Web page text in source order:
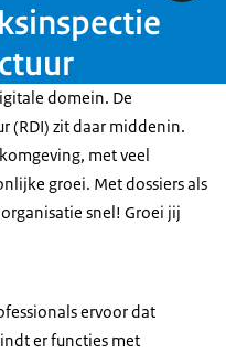
domein. De
(RDI) zit daar middenin.
met veel
groei. Met dossiers als
snel! Groei jij
ervoor dat
er functies met